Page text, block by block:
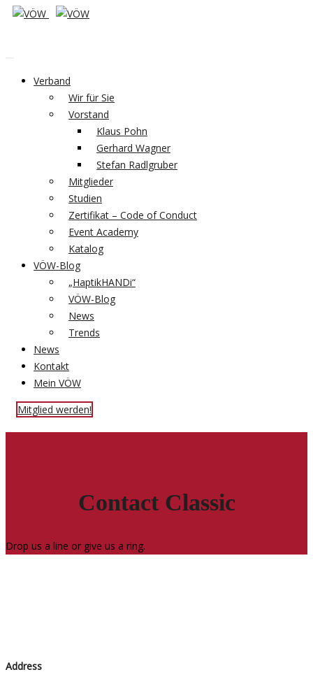
Verband
Wir für Sie
Vorstand
Klaus Pohn
Gerhard Wagner
Stefan Radlgruber
Mitglieder
Studien
Zertifikat – Code of Conduct
Event Academy
Katalog
VÖW-Blog
„HaptikHANDi“
VÖW-Blog
News
Trends
News
Kontakt
Mein VÖW
Mitglied werden!
Contact Classic
Drop us a line or give us a ring.
Address